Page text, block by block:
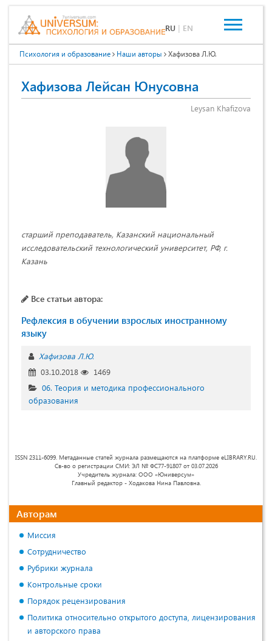
RU | EN
Психология и образование Наши авторы Хафизова Л.Ю.
Хафизова Лейсан Юнусовна
Leysan Khafizova
старший преподаватель, Казанский национальный
исследовательский технологический университет, РФ, г.
Казань
Все статьи автора:
Рефлексия в обучении взрослых иностранному
языку
Хафизова Л.Ю.
03.10.2018
1469
06. Теория и методика профессионального
образования
ISSN 2311-6099. Метаданные статей журнала размещаются на платформе eLIBRARY.RU.
Св-во о регистрации СМИ: ЭЛ № ФС77-91807 от 03.07.2026
Учредитель журнала: ООО «Юниверсум»
Главный редактор - Ходакова Нина Павловна.
Авторам
Миссия
Сотрудничество
Рубрики журнала
Контрольные сроки
Порядок рецензирования
Политика относительно открытого доступа, лицензирования
и авторского права